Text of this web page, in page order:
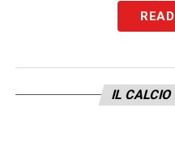
57′ Palo Empoli –
tanto che basta
IL CALCIO